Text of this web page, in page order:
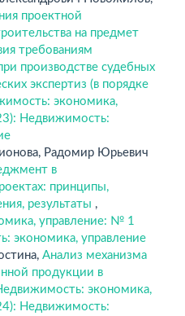
проектной
на предмет
требованиям
производстве судебных
экспертиз (в порядке
экономика,
Недвижимость:
Радомир Юрьевич
в
принципы,
результаты ,
управление: № 1
экономика, управление
Анализ механизма
продукции в
экономика,
Недвижимость: